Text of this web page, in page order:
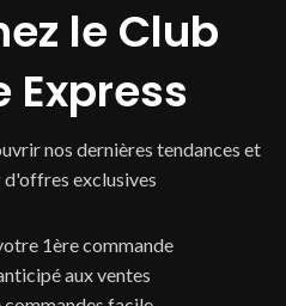
le Club
Express
nos dernières tendances et
exclusives
1ère commande
aux ventes